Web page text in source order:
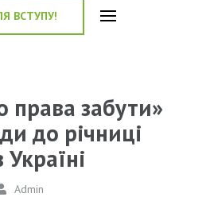
ВСТУПУ!
забути»
до річниці
Admin